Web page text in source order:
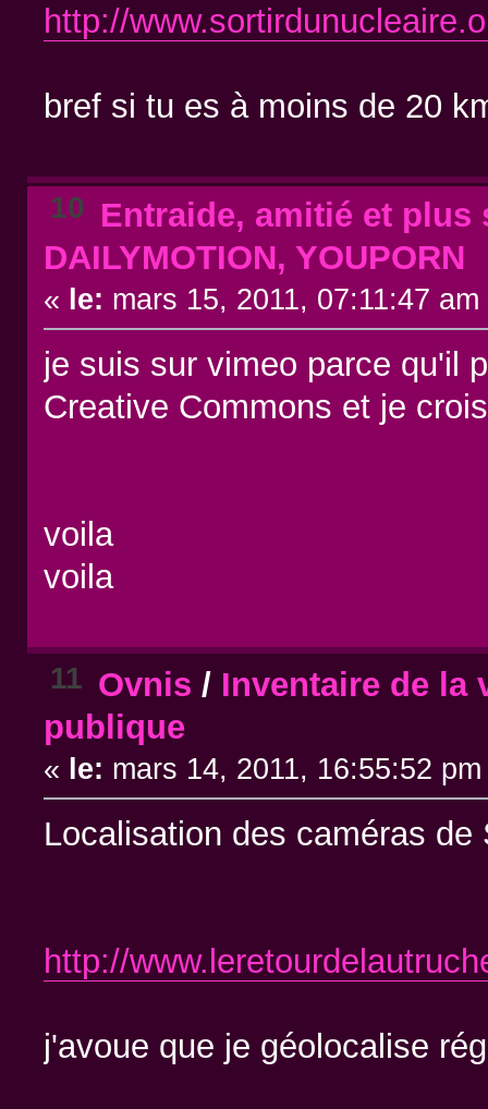
http://
bref si tu es à moins de 20
10 Entraide, amitié et plus
DAILYMOTION, YOUPORN
« le: mars 15, 2011, 07:11:47 am
je suis sur vimeo parce qu'il
Creative Commons et je
voila
voila
11 Ovnis / Inventaire de la
publique
« le: mars 14, 2011, 16:55:52
Localisation des caméras
http://
j'avoue que je géolocalise